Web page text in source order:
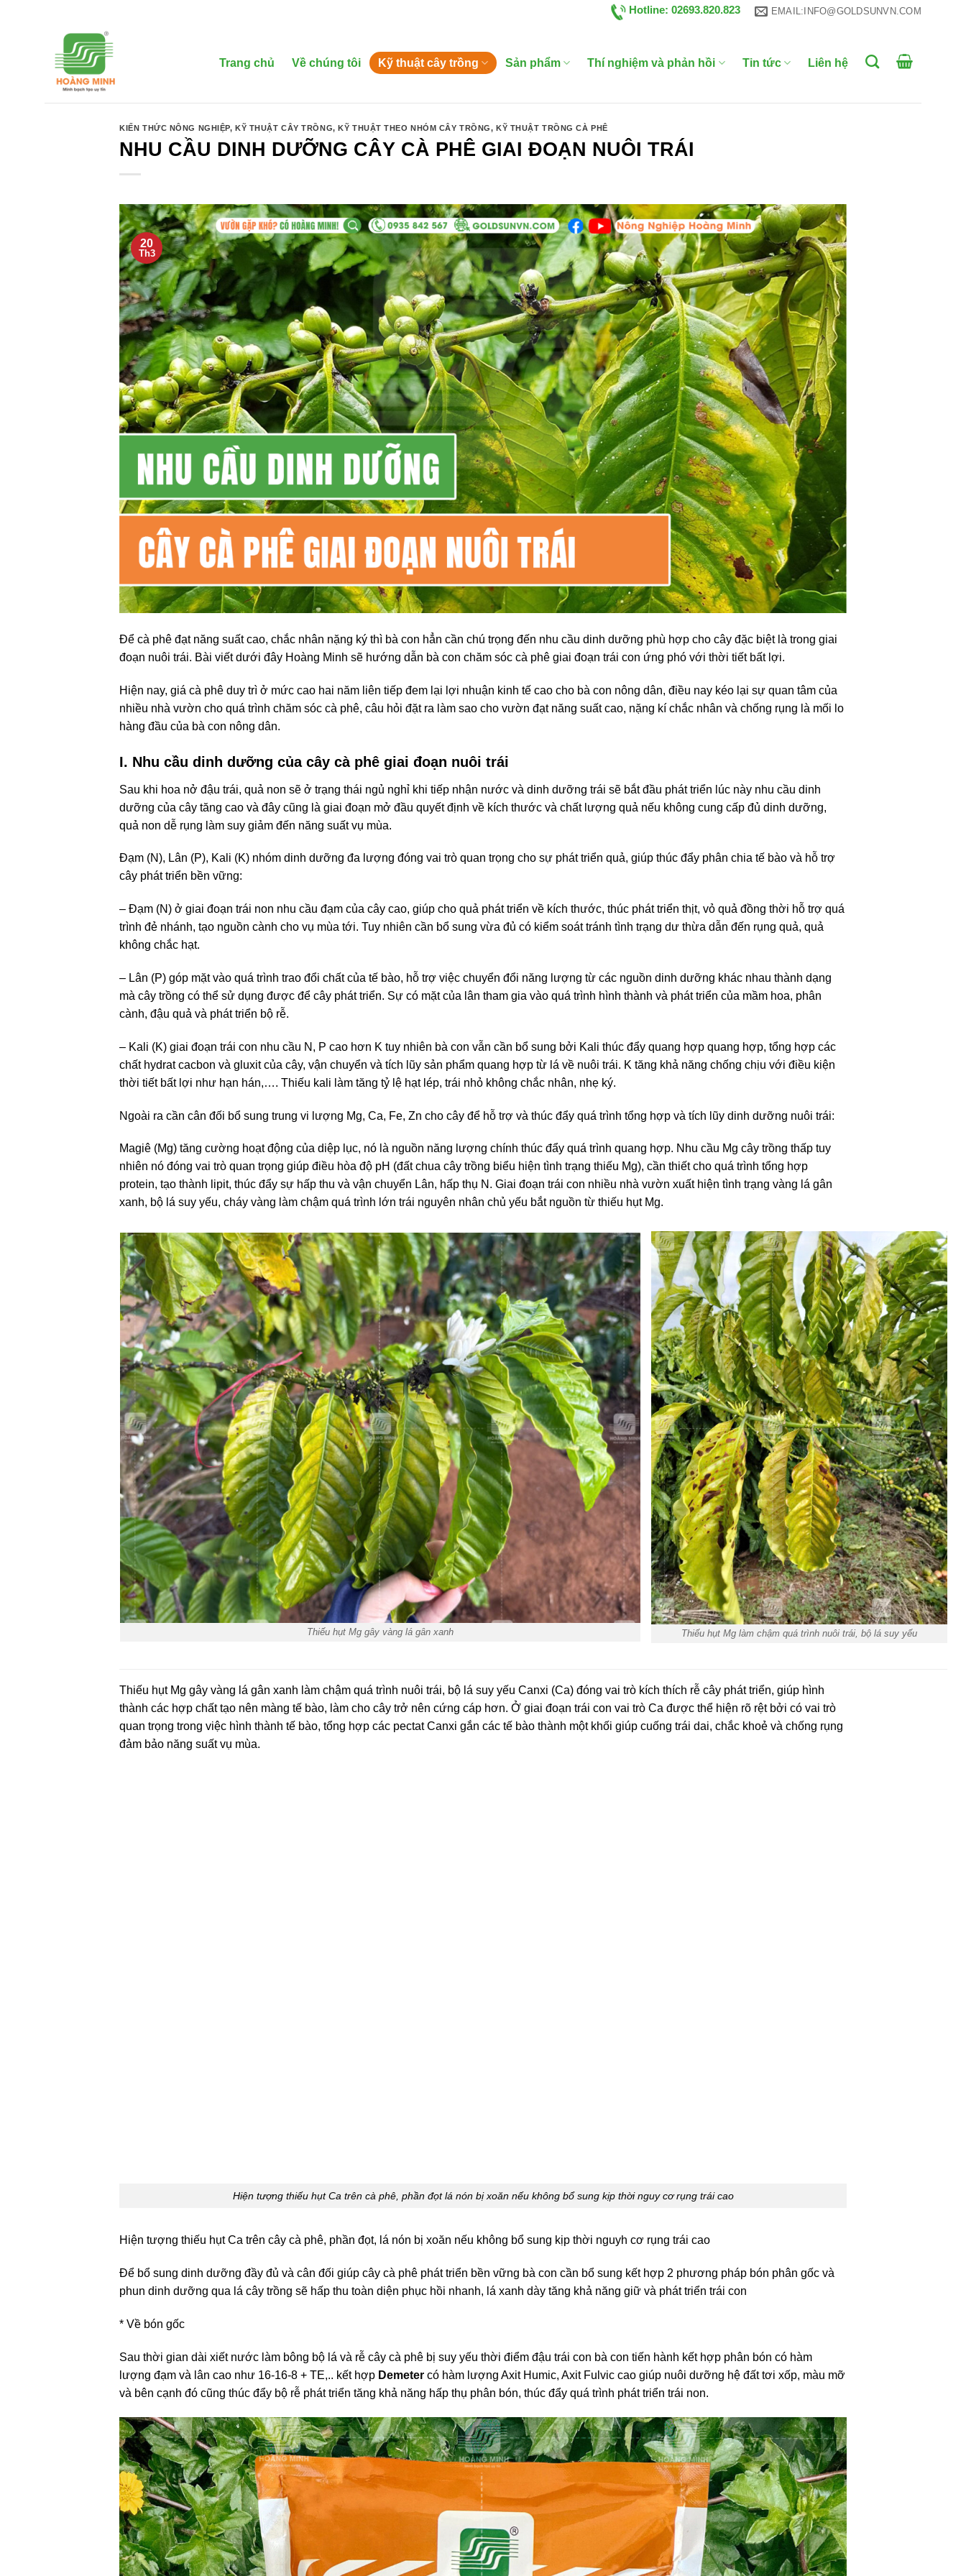
Hotline: 02693.820.823 EMAIL:INFO@GOLDSUNVN.COM
Trang chủ Về chúng tôi Kỹ thuật cây trồng Sản phẩm Thí nghiệm và phản hồi Tin tức Liên hệ
KIẾN THỨC NÔNG NGHIỆP,KỸ THUẬT CÂY TRỒNG,KỸ THUẬT THEO NHÓM CÂY TRỒNG,KỸ THUẬT TRỒNG CÀ PHÊ
NHU CẦU DINH DƯỠNG CÂY CÀ PHÊ GIAI ĐOẠN NUÔI TRÁI
20
Th3
Để cà phê đạt năng suất cao, chắc nhân nặng ký thì bà con hẳn cần chú trọng đến nhu cầu dinh dưỡng phù hợp cho cây đặc biệt là trong giai
đoạn nuôi trái. Bài viết dưới đây Hoàng Minh sẽ hướng dẫn bà con chăm sóc cà phê giai đoạn trái con ứng phó với thời tiết bất lợi.
Hiện nay, giá cà phê duy trì ở mức cao hai năm liên tiếp đem lại lợi nhuận kinh tế cao cho bà con nông dân, điều nay kéo lại sự quan tâm của
nhiều nhà vườn cho quá trình chăm sóc cà phê, câu hỏi đặt ra làm sao cho vườn đạt năng suất cao, nặng kí chắc nhân và chống rụng là mối lo
hàng đầu của bà con nông dân.
I. Nhu cầu dinh dưỡng của cây cà phê giai đoạn nuôi trái
Sau khi hoa nở đậu trái, quả non sẽ ở trạng thái ngủ nghỉ khi tiếp nhận nước và dinh dưỡng trái sẽ bắt đầu phát triển lúc này nhu cầu dinh
dưỡng của cây tăng cao và đây cũng là giai đoạn mở đầu quyết định về kích thước và chất lượng quả nếu không cung cấp đủ dinh dưỡng,
quả non dễ rụng làm suy giảm đến năng suất vụ mùa.
Đạm (N), Lân (P), Kali (K) nhóm dinh dưỡng đa lượng đóng vai trò quan trọng cho sự phát triển quả, giúp thúc đẩy phân chia tế bào và hỗ trợ
cây phát triển bền vững:
– Đạm (N) ở giai đoạn trái non nhu cầu đạm của cây cao, giúp cho quả phát triển về kích thước, thúc phát triển thịt, vỏ quả đồng thời hỗ trợ quá
trình đẻ nhánh, tạo nguồn cành cho vụ mùa tới. Tuy nhiên cần bổ sung vừa đủ có kiểm soát tránh tình trạng dư thừa dẫn đến rụng quả, quả
không chắc hạt.
– Lân (P) góp mặt vào quá trình trao đổi chất của tế bào, hỗ trợ việc chuyển đổi năng lượng từ các nguồn dinh dưỡng khác nhau thành dạng
mà cây trồng có thể sử dụng được để cây phát triển. Sự có mặt của lân tham gia vào quá trình hình thành và phát triển của mầm hoa, phân
cành, đậu quả và phát triển bộ rễ.
– Kali (K) giai đoạn trái con nhu cầu N, P cao hơn K tuy nhiên bà con vẫn cần bổ sung bởi Kali thúc đẩy quang hợp quang hợp, tổng hợp các
chất hydrat cacbon và gluxit của cây, vận chuyển và tích lũy sản phẩm quang hợp từ lá về nuôi trái. K tăng khả năng chống chịu với điều kiện
thời tiết bất lợi như hạn hán,…. Thiếu kali làm tăng tỷ lệ hạt lép, trái nhỏ không chắc nhân, nhẹ ký.
Ngoài ra cần cân đối bổ sung trung vi lượng Mg, Ca, Fe, Zn cho cây để hỗ trợ và thúc đẩy quá trình tổng hợp và tích lũy dinh dưỡng nuôi trái:
Magiê (Mg) tăng cường hoạt động của diệp lục, nó là nguồn năng lượng chính thúc đẩy quá trình quang hợp. Nhu cầu Mg cây trồng thấp tuy
nhiên nó đóng vai trò quan trọng giúp điều hòa độ pH (đất chua cây trồng biểu hiện tình trạng thiếu Mg), cần thiết cho quá trình tổng hợp
protein, tạo thành lipit, thúc đẩy sự hấp thu và vận chuyển Lân, hấp thụ N. Giai đoạn trái con nhiều nhà vườn xuất hiện tình trạng vàng lá gân
xanh, bộ lá suy yếu, cháy vàng làm chậm quá trình lớn trái nguyên nhân chủ yếu bắt nguồn từ thiếu hụt Mg.
Thiếu hụt Mg gây vàng lá gân xanh Thiếu hụt Mg làm chậm quá trình nuôi trái, bộ lá suy yếu
Thiếu hụt Mg gây vàng lá gân xanh làm chậm quá trình nuôi trái, bộ lá suy yếu Canxi (Ca) đóng vai trò kích thích rễ cây phát triển, giúp hình
thành các hợp chất tạo nên màng tế bào, làm cho cây trở nên cứng cáp hơn. Ở giai đoạn trái con vai trò Ca được thể hiện rõ rệt bởi có vai trò
quan trọng trong việc hình thành tế bào, tổng hợp các pectat Canxi gắn các tế bào thành một khối giúp cuống trái dai, chắc khoẻ và chống rụng
đảm bảo năng suất vụ mùa.
Hiện tượng thiếu hụt Ca trên cà phê, phần đọt lá nón bị xoăn nếu không bổ sung kịp thời nguy cơ rụng trái cao
Hiện tượng thiếu hụt Ca trên cây cà phê, phần đọt, lá nón bị xoăn nếu không bổ sung kịp thời nguyh cơ rụng trái cao
Để bổ sung dinh dưỡng đầy đủ và cân đối giúp cây cà phê phát triển bền vững bà con cần bổ sung kết hợp 2 phương pháp bón phân gốc và
phun dinh dưỡng qua lá cây trồng sẽ hấp thu toàn diện phục hồi nhanh, lá xanh dày tăng khả năng giữ và phát triển trái con
* Về bón gốc
Sau thời gian dài xiết nước làm bông bộ lá và rễ cây cà phê bị suy yếu thời điểm đậu trái con bà con tiến hành kết hợp phân bón có hàm
lượng đạm và lân cao như 16-16-8 + TE,.. kết hợp Demeter có hàm lượng Axit Humic, Axit Fulvic cao giúp nuôi dưỡng hệ đất tơi xốp, màu mỡ
và bên cạnh đó cũng thúc đẩy bộ rễ phát triển tăng khả năng hấp thụ phân bón, thúc đẩy quá trình phát triển trái non.